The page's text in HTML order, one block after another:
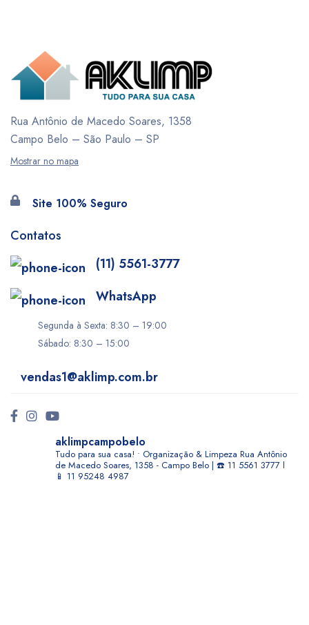
Rua Antônio de Macedo Soares, 1358
Campo Belo – São Paulo – SP
Mostrar no mapa
Site 100% Seguro
Contatos
(11) 5561-3777
WhatsApp
Segunda à Sexta: 8:30 – 19:00
Sábado: 8:30 – 15:00
vendas1@aklimp.com.br
aklimpcampobelo
Tudo para sua casa! • Organização & Limpeza Rua Antônio
de Macedo Soares, 1358 - Campo Belo | ☎️ 11 5561 3777 l
📱 11 95248 4987